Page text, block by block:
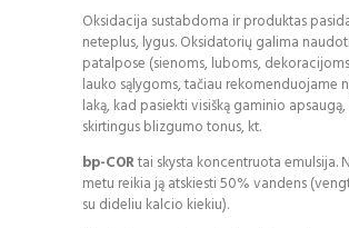
Oksidacija sustabdoma ir produktas
neteplus, lygus. Oksidatorių galima
patalpose (sienoms, luboms,
lauko sąlygoms, tačiau rekomenduojame
laką, kad pasiekti visišką gaminio
skirtingus blizgumo tonus, kt.
bp-CORtai skysta koncentruota emulsija.
metu reikia ją atskiesti 50% vandens
su dideliu kalcio kiekiu).